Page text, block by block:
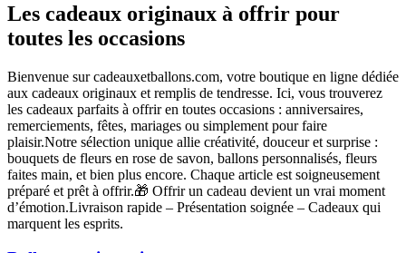
Les cadeaux originaux à offrir pour
toutes les occasions
Bienvenue sur cadeauxetballons.com, votre boutique en ligne dédiée
aux cadeaux originaux et remplis de tendresse. Ici, vous trouverez
les cadeaux parfaits à offrir en toutes occasions : anniversaires,
remerciements, fêtes, mariages ou simplement pour faire
plaisir.Notre sélection unique allie créativité, douceur et surprise :
bouquets de fleurs en rose de savon, ballons personnalisés, fleurs
faites main, et bien plus encore. Chaque article est soigneusement
préparé et prêt à offrir.🎁 Offrir un cadeau devient un vrai moment
d’émotion.Livraison rapide – Présentation soignée – Cadeaux qui
marquent les esprits.